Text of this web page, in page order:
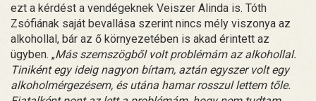
ezt a kérdést a vendégeknek Veiszer Alinda is. Tóth
Zsófiának saját bevallása szerint nincs mély viszonya az
alkohollal, bár az ő környezetében is akad érintett az
ügyben. „Más szemszögből volt problémám az alkohollal.
Tiniként egy ideig nagyon bírtam, aztán egyszer volt egy
alkoholmérgezésem, és utána hamar rosszul lettem tőle.